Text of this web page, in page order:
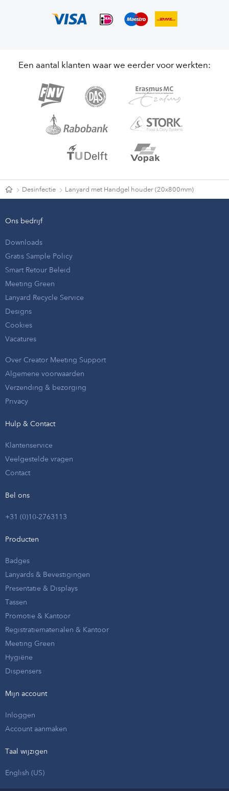
Een aantal klanten waar we eerder voor werkten:
Desinfectie Lanyard met Handgel houder (20x800mm)
Ons bedrijf
Downloads
Gratis Sample Policy
Smart Retour Beleid
Meeting Green
Lanyard Recycle Service
Designs
Cookies
Vacatures
Over Creator Meeting Support
Algemene voorwaarden
Verzending & bezorging
Privacy
Hulp & Contact
Klantenservice
Veelgestelde vragen
Contact
Bel ons
+31 (0)10-2763113
Producten
Badges
Lanyards & Bevestigingen
Presentatie & Displays
Tassen
Promotie & Kantoor
Registratiematerialen & Kantoor
Meeting Green
Hygiëne
Dispensers
Mijn account
Inloggen
Account aanmaken
Taal wijzigen
English (US)